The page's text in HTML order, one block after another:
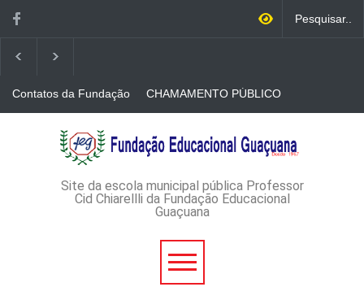
Contatos da Fundação
CHAMAMENTO PÚBLICO
CREDENCIAMENTO DE
IMPRESSOS
AVISO DE DISPENSA DE
LICITAÇÃO - DISPENSA DE
LICITAÇÃO Nº 53/2026-
ADMINISTRATIVO Nº
Site da escola municipal pública Professor
Cid Chiarellli da Fundação Educacional
Guaçuana